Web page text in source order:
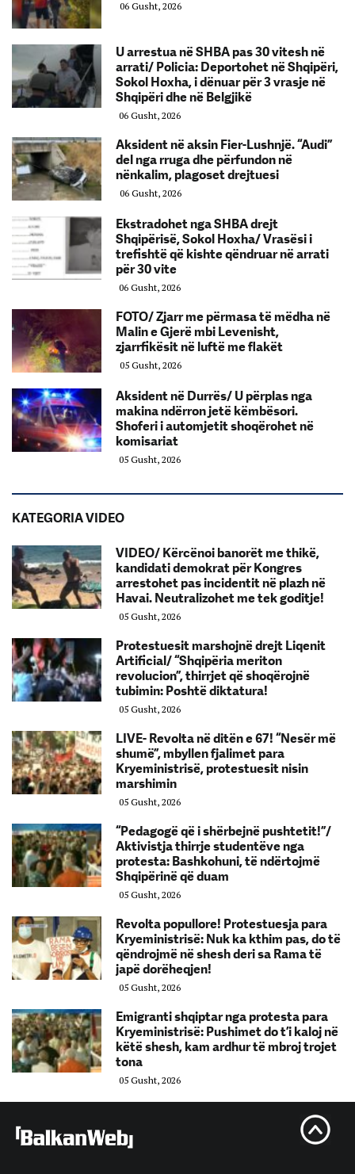
06 Gusht, 2026
U arrestua në SHBA pas 30 vitesh në
arrati/ Policia: Deportohet në Shqipëri,
Sokol Hoxha, i dënuar për 3 vrasje në
Shqipëri dhe në Belgjikë
06 Gusht, 2026
Aksident në aksin Fier-Lushnjë. “Audi”
del nga rruga dhe përfundon në
nënkalim, plagoset drejtuesi
06 Gusht, 2026
Ekstradohet nga SHBA drejt
Shqipërisë, Sokol Hoxha/ Vrasësi i
trefishtë që kishte qëndruar në arrati
për 30 vite
06 Gusht, 2026
FOTO/ Zjarr me përmasa të mëdha në
Malin e Gjerë mbi Levenisht,
zjarrfikësit në luftë me flakët
05 Gusht, 2026
Aksident në Durrës/ U përplas nga
makina ndërron jetë këmbësori.
Shoferi i automjetit shoqërohet në
komisariat
05 Gusht, 2026
KATEGORIA VIDEO
VIDEO/ Kërcënoi banorët me thikë,
kandidati demokrat për Kongres
arrestohet pas incidentit në plazh në
Havai. Neutralizohet me tek goditje!
05 Gusht, 2026
Protestuesit marshojnë drejt Liqenit
Artificial/ “Shqipëria meriton
revolucion”, thirrjet që shoqërojnë
tubimin: Poshtë diktatura!
05 Gusht, 2026
LIVE- Revolta në ditën e 67! “Nesër më
shumë”, mbyllen fjalimet para
Kryeministrisë, protestuesit nisin
marshimin
05 Gusht, 2026
“Pedagogë që i shërbejnë pushtetit!”/
Aktivistja thirrje studentëve nga
protesta: Bashkohuni, të ndërtojmë
Shqipërinë që duam
05 Gusht, 2026
Revolta popullore! Protestuesja para
Kryeministrisë: Nuk ka kthim pas, do të
qëndrojmë në shesh deri sa Rama të
japë dorëheqjen!
05 Gusht, 2026
Emigranti shqiptar nga protesta para
Kryeministrisë: Pushimet do t’i kaloj në
këtë shesh, kam ardhur të mbroj trojet
tona
05 Gusht, 2026